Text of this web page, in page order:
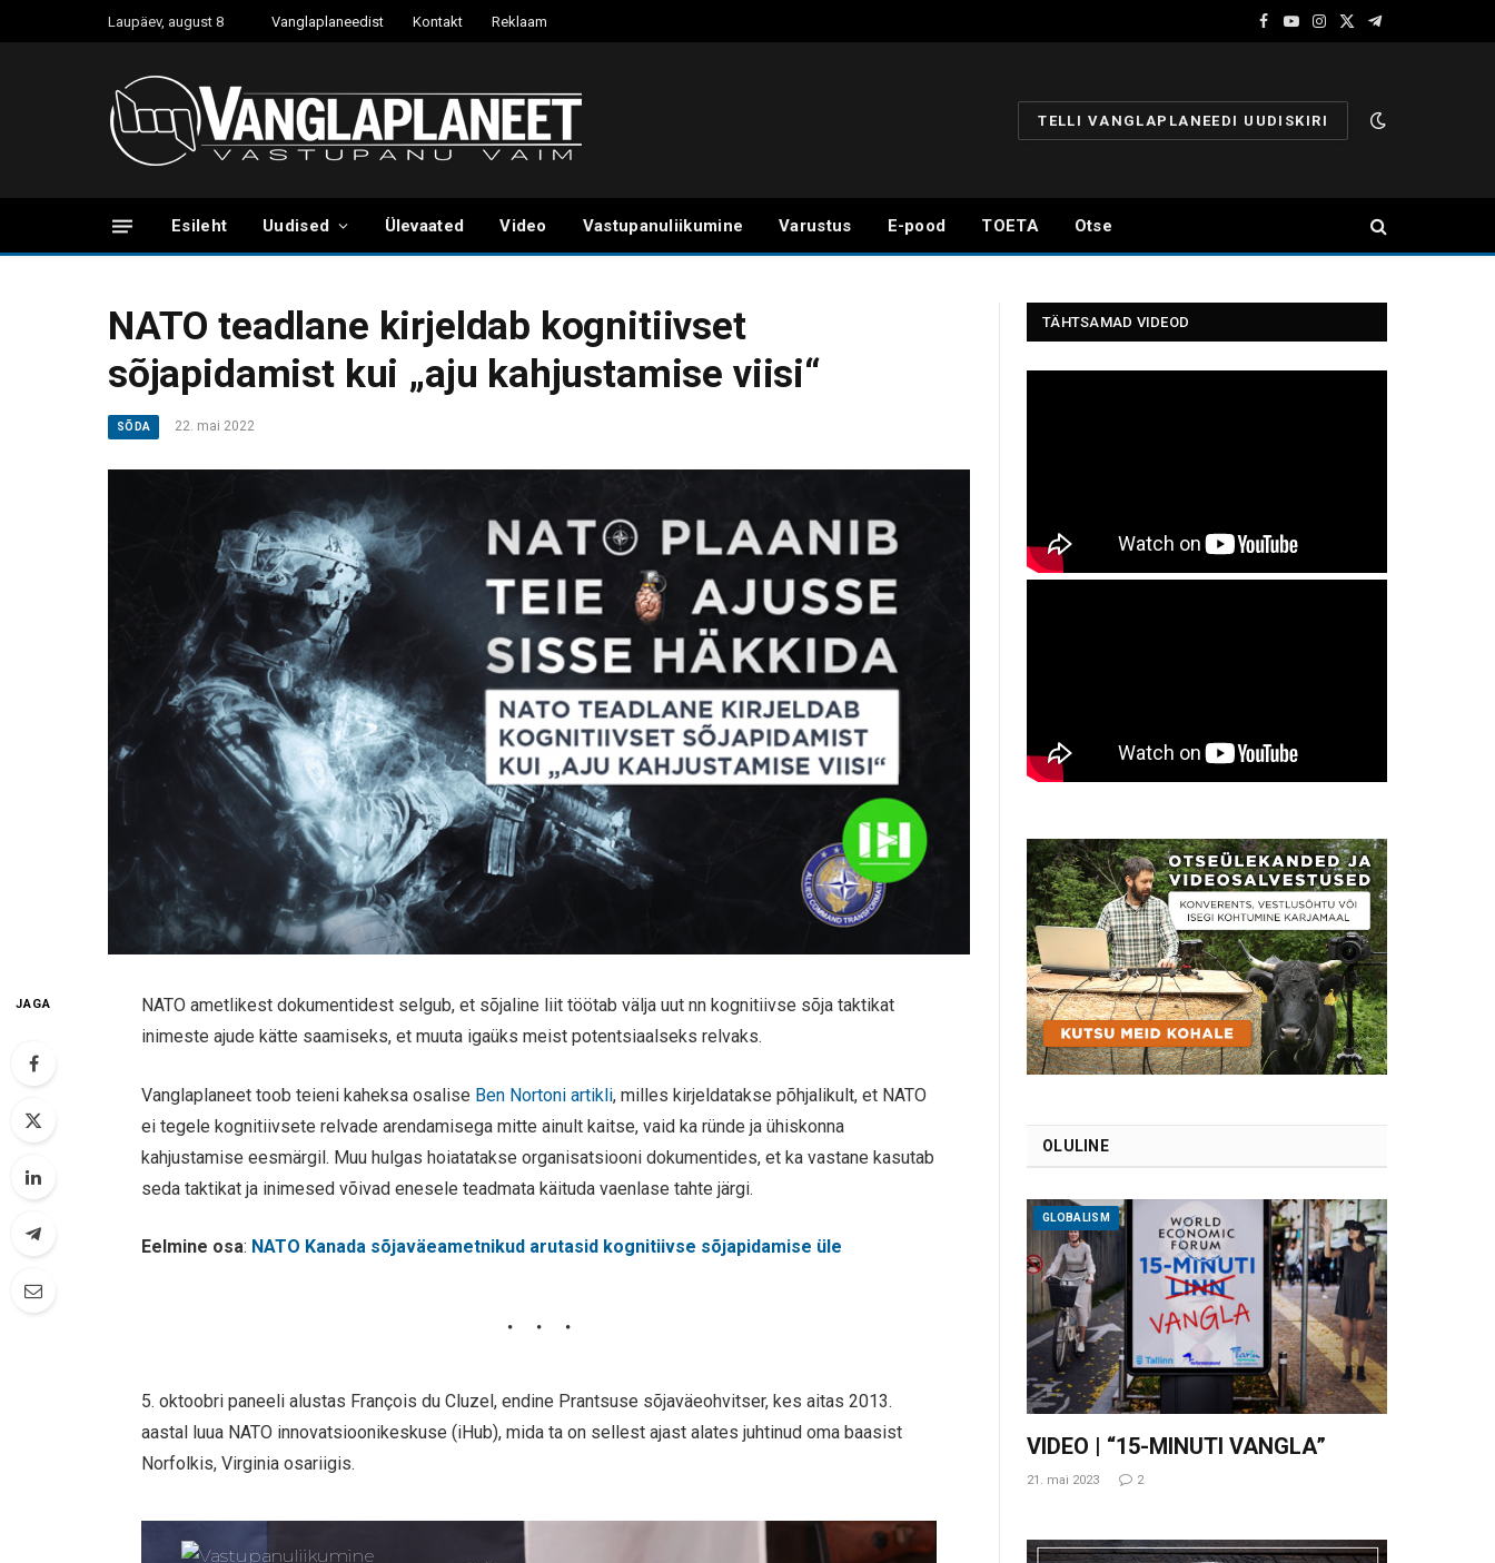
Laupäev, august 8 Vanglaplaneedist Kontakt Reklaam
Facebook
YouTube
Instagram
X
Telegram
TELLI VANGLAPLANEEDI UUDISKIRI
Esileht Uudised Ülevaated Video Vastupanuliikumine Varustus E-pood TOETA Otse
NATO teadlane kirjeldab kognitiivset
sõjapidamist kui „aju kahjustamise viisi“
SÕDA 22. mai 2022
JAGA
NATO ametlikest dokumentidest selgub, et sõjaline liit töötab välja uut nn kognitiivse sõja taktikat
inimeste ajude kätte saamiseks, et muuta igaüks meist potentsiaalseks relvaks.
Vanglaplaneet toob teieni kaheksa osalise Ben Nortoni artikli, milles kirjeldatakse põhjalikult, et NATO
ei tegele kognitiivsete relvade arendamisega mitte ainult kaitse, vaid ka ründe ja ühiskonna
kahjustamise eesmärgil. Muu hulgas hoiatatakse organisatsiooni dokumentides, et ka vastane kasutab
seda taktikat ja inimesed võivad enesele teadmata käituda vaenlase tahte järgi.
Eelmine osa: NATO Kanada sõjaväeametnikud arutasid kognitiivse sõjapidamise üle
5. oktoobri paneeli alustas François du Cluzel, endine Prantsuse sõjaväeohvitser, kes aitas 2013.
aastal luua NATO innovatsioonikeskuse (iHub), mida ta on sellest ajast alates juhtinud oma baasist
Norfolkis, Virginia osariigis.
TÄHTSAMAD VIDEOD
OLULINE
GLOBALISM
VIDEO | “15-MINUTI VANGLA”
21. mai 2023 2